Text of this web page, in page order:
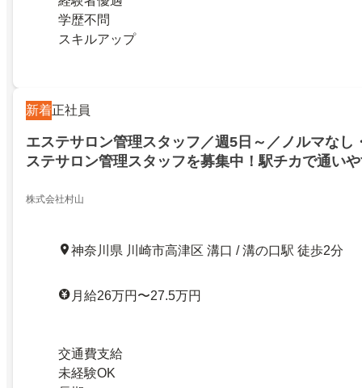
学歴不問
スキルアップ
新着正社員
エステサロン管理スタッフ／週5日～／ノルマなし
ステサロン管理スタッフを募集中！駅チカで通い
株式会社村山
神奈川県 川崎市高津区 溝口 / 溝の口駅 徒歩2分
月給26万円〜27.5万円
交通費支給
未経験OK